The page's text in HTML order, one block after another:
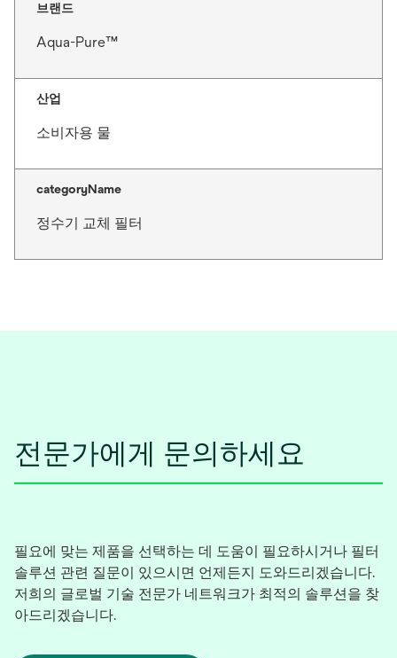
브랜드
Aqua-Pure™
산업
소비자용 물
categoryName
정수기 교체 필터
전문가에게 문의하세요
필요에 맞는 제품을 선택하는 데 도움이 필요하시거나 필터
솔루션 관련 질문이 있으시면 언제든지 도와드리겠습니다.
저희의 글로벌 기술 전문가 네트워크가 최적의 솔루션을 찾
아드리겠습니다.